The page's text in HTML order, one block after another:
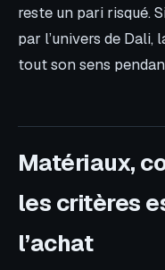
reste un pari risqué.
par l’univers de
tout son sens
Matériaux,
les critères
l’achat